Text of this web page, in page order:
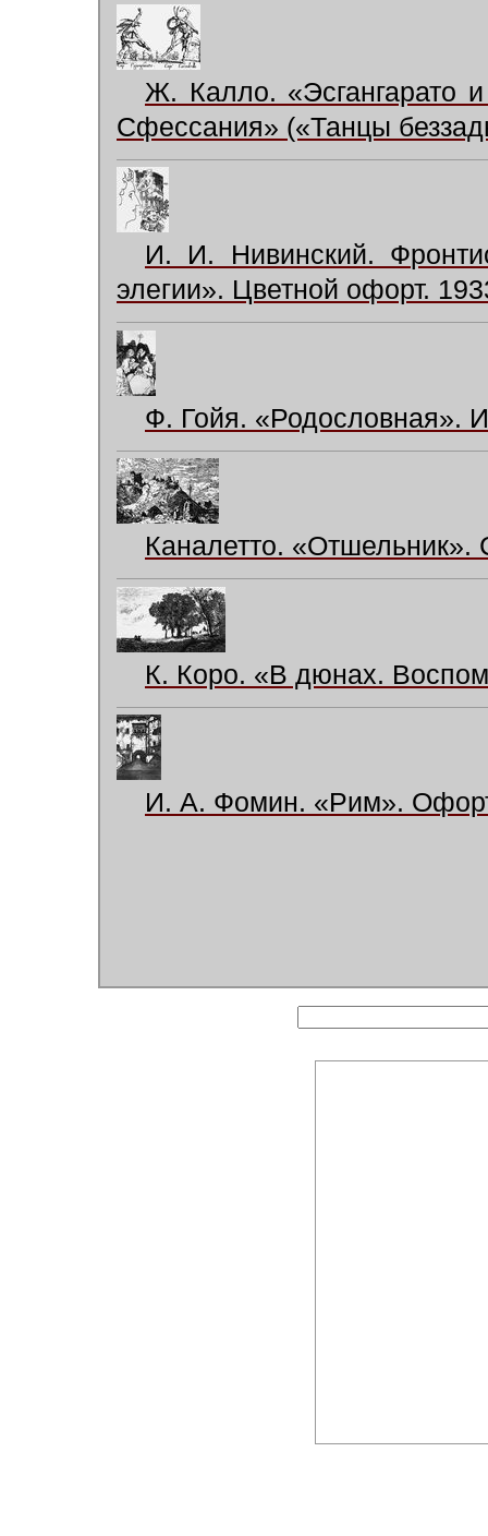
Ж. Калло. «Эсгангарато
Сфессания» («Танцы
И. И. Нивинский.
элегии». Цветной офорт.
Ф. Гойя. «Родословная».
Каналетто. «Отшельник».
К. Коро. «В дюнах.
И. А. Фомин. «Рим».